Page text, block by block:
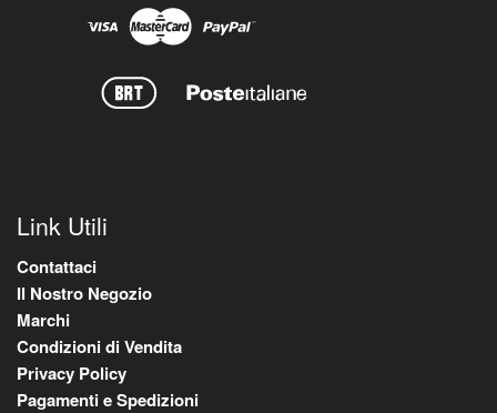
Link Utili
Contattaci
Il Nostro Negozio
Marchi
Condizioni di Vendita
Privacy Policy
Pagamenti e Spedizioni